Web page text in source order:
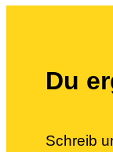
Du
Schreib